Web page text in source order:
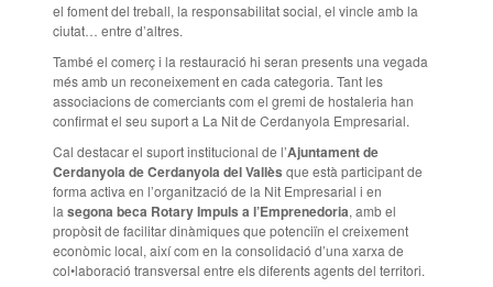
el foment del treball, la responsabilitat social, el vincle amb la
ciutat… entre d’altres.
També el comerç i la restauració hi seran presents una vegada
més amb un reconeixement en cada categoria. Tant les
associacions de comerciants com el gremi de hostaleria han
confirmat el seu suport a La Nit de Cerdanyola Empresarial.
Cal destacar el suport institucional de l’Ajuntament de
Cerdanyola de Cerdanyola del Vallès que està participant de
forma activa en l’organització de la Nit Empresarial i en
la segona beca Rotary Impuls a l’Emprenedoria, amb el
propòsit de facilitar dinàmiques que potenciïn el creixement
econòmic local, així com en la consolidació d’una xarxa de
col•laboració transversal entre els diferents agents del territori.